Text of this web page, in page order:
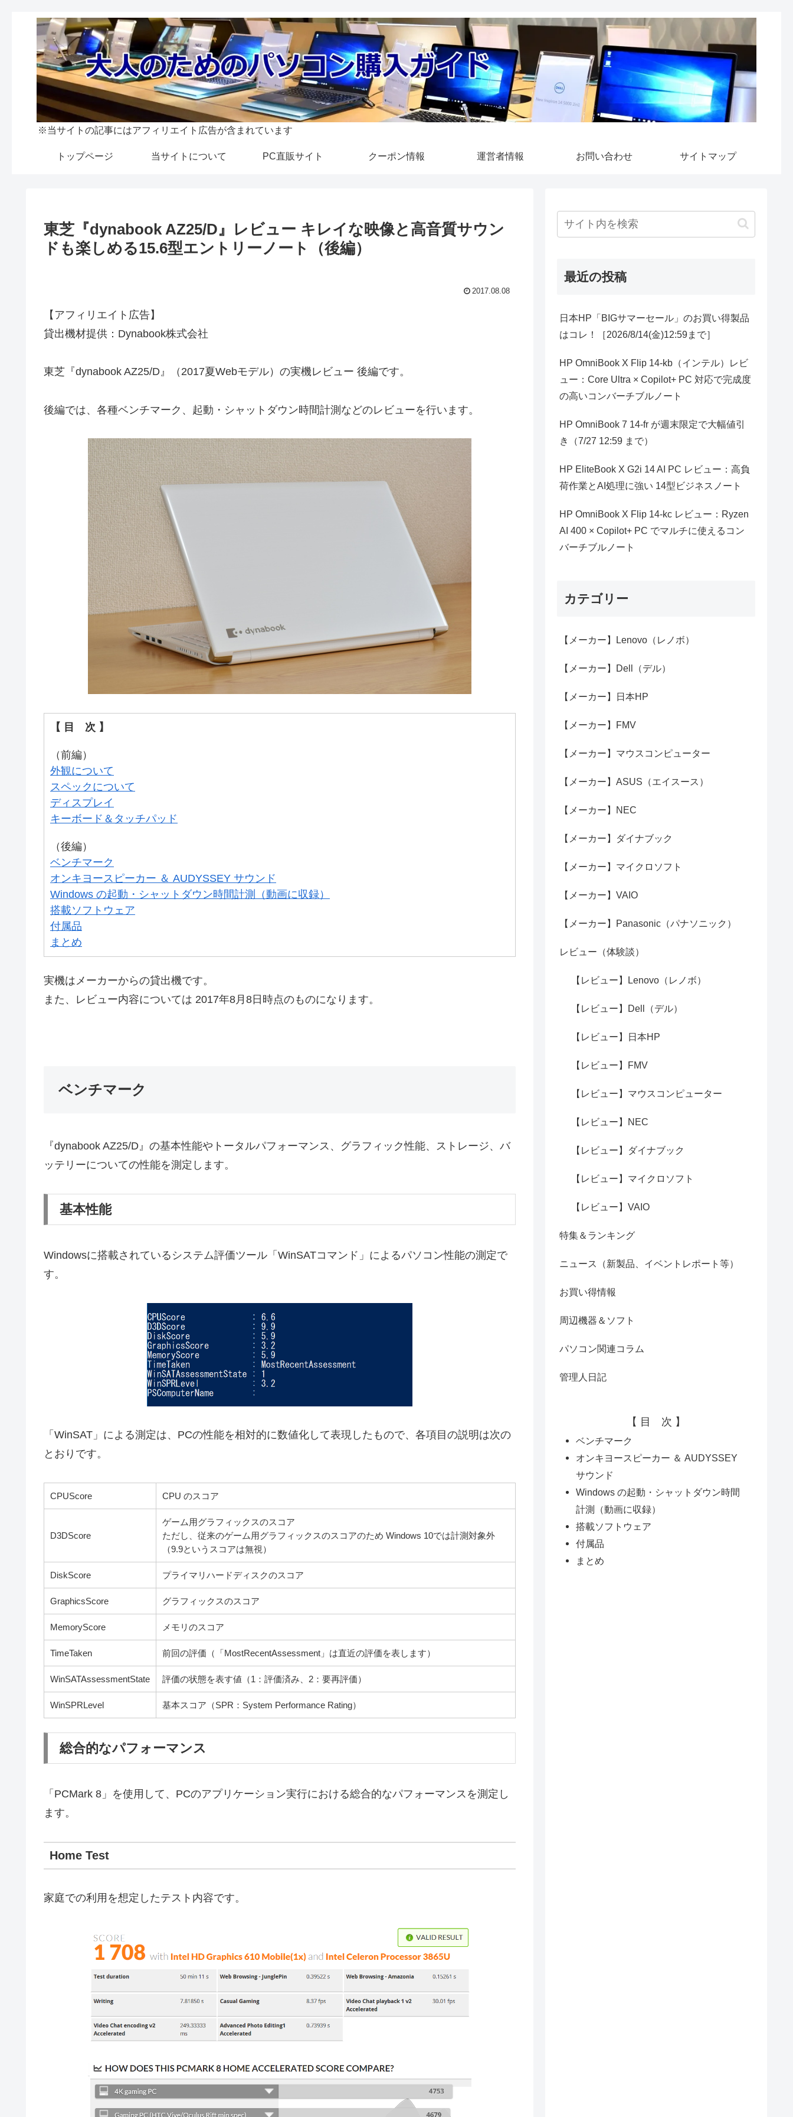
※当サイトの記事にはアフィリエイト広告が含まれています
トップページ 当サイトについて PC直販サイト クーポン情報 運営者情報 お問い合わせ サイトマップ
東芝『dynabook AZ25/D』レビュー キレイな映像と高音質サウン
ドも楽しめる15.6型エントリーノート（後編）
2017.08.08
【アフィリエイト広告】
貸出機材提供：Dynabook株式会社
東芝『dynabook AZ25/D』（2017夏Webモデル）の実機レビュー 後編です。
後編では、各種ベンチマーク、起動・シャットダウン時間計測などのレビューを行います。
【 目 次 】
（前編）
外観について
スペックについて
ディスプレイ
キーボード＆タッチパッド
（後編）
ベンチマーク
オンキヨースピーカー ＆ AUDYSSEY サウンド
Windows の起動・シャットダウン時間計測（動画に収録）
搭載ソフトウェア
付属品
まとめ
実機はメーカーからの貸出機です。
また、レビュー内容については 2017年8月8日時点のものになります。
ベンチマーク
『dynabook AZ25/D』の基本性能やトータルパフォーマンス、グラフィック性能、ストレージ、バ
ッテリーについての性能を測定します。
基本性能
Windowsに搭載されているシステム評価ツール「WinSATコマンド」によるパソコン性能の測定で
す。
「WinSAT」による測定は、PCの性能を相対的に数値化して表現したもので、各項目の説明は次の
とおりです。
CPUScore CPU のスコア
D3DScore
ゲーム用グラフィックスのスコア
ただし、従来のゲーム用グラフィックスのスコアのため Windows 10では計測対象外
（9.9というスコアは無視）
DiskScore プライマリハードディスクのスコア
GraphicsScore グラフィックスのスコア
MemoryScore メモリのスコア
TimeTaken 前回の評価（「MostRecentAssessment」は直近の評価を表します）
WinSATAssessmentState 評価の状態を表す値（1：評価済み、2：要再評価）
WinSPRLevel 基本スコア（SPR：System Performance Rating）
総合的なパフォーマンス
「PCMark 8」を使用して、PCのアプリケーション実行における総合的なパフォーマンスを測定し
ます。
Home Test
家庭での利用を想定したテスト内容です。
最近の投稿
日本HP「BIGサマーセール」のお買い得製品
はコレ！［2026/8/14(金)12:59まで］
HP OmniBook X Flip 14-kb（インテル）レビ
ュー：Core Ultra × Copilot+ PC 対応で完成度
の高いコンバーチブルノート
HP OmniBook 7 14-fr が週末限定で大幅値引
き（7/27 12:59 まで）
HP EliteBook X G2i 14 AI PC レビュー：高負
荷作業とAI処理に強い 14型ビジネスノート
HP OmniBook X Flip 14-kc レビュー：Ryzen
AI 400 × Copilot+ PC でマルチに使えるコン
バーチブルノート
カテゴリー
【メーカー】Lenovo（レノボ）
【メーカー】Dell（デル）
【メーカー】日本HP
【メーカー】FMV
【メーカー】マウスコンピューター
【メーカー】ASUS（エイスース）
【メーカー】NEC
【メーカー】ダイナブック
【メーカー】マイクロソフト
【メーカー】VAIO
【メーカー】Panasonic（パナソニック）
レビュー（体験談）
【レビュー】Lenovo（レノボ）
【レビュー】Dell（デル）
【レビュー】日本HP
【レビュー】FMV
【レビュー】マウスコンピューター
【レビュー】NEC
【レビュー】ダイナブック
【レビュー】マイクロソフト
【レビュー】VAIO
特集＆ランキング
ニュース（新製品、イベントレポート等）
お買い得情報
周辺機器＆ソフト
パソコン関連コラム
管理人日記
【 目 次 】
ベンチマーク
オンキヨースピーカー ＆ AUDYSSEY
サウンド
Windows の起動・シャットダウン時間
計測（動画に収録）
搭載ソフトウェア
付属品
まとめ